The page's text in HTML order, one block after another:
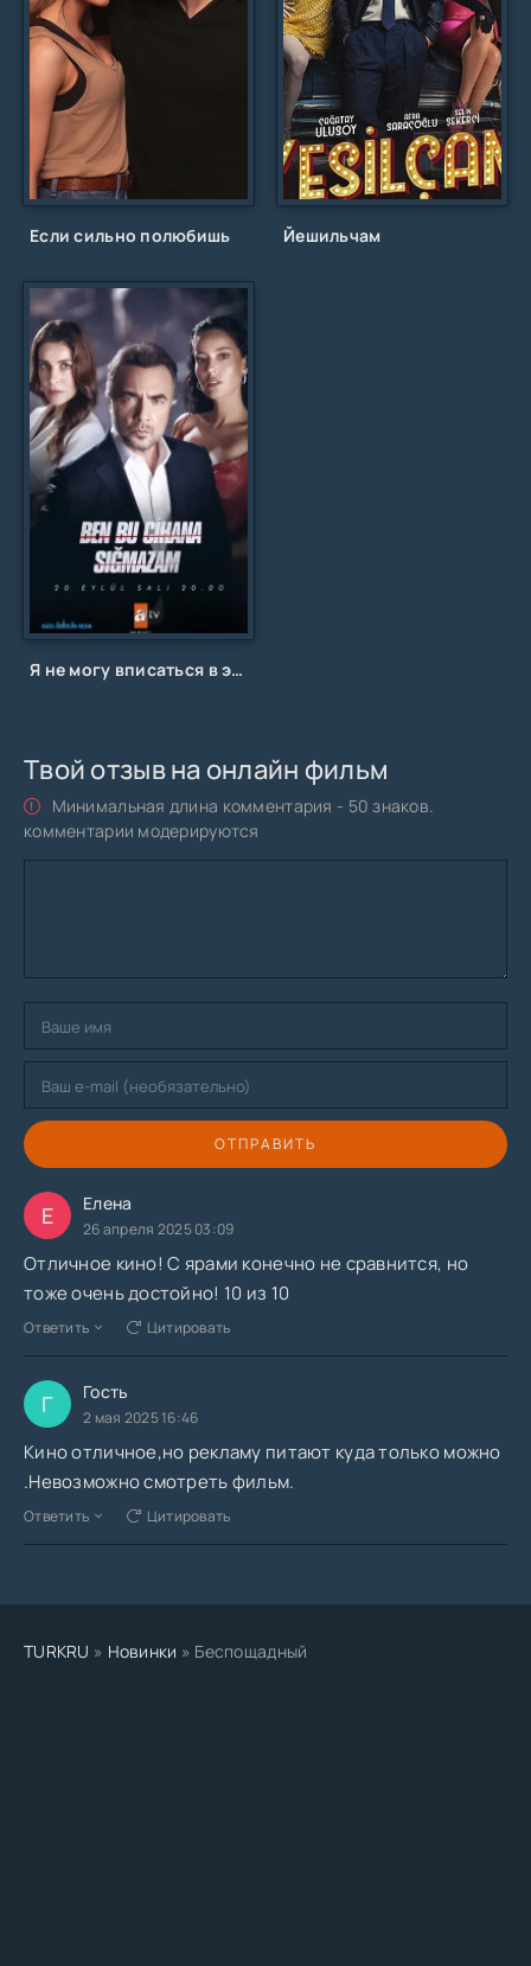
Если сильно полюбишь Йешильчам
Я не могу вписаться в этот мир
Твой отзыв на онлайн фильм
Минимальная длина комментария - 50 знаков.
комментарии модерируются
ОТПРАВИТЬ
Е Елена
26 апреля 2025 03:09
Отличное кино! С ярами конечно не сравнится, но
тоже очень достойно! 10 из 10
Ответить Цитировать
Г Гость
2 мая 2025 16:46
Кино отличное,но рекламу питают куда только можно
.Невозможно смотреть фильм.
Ответить Цитировать
TURKRU » Новинки » Беспощадный